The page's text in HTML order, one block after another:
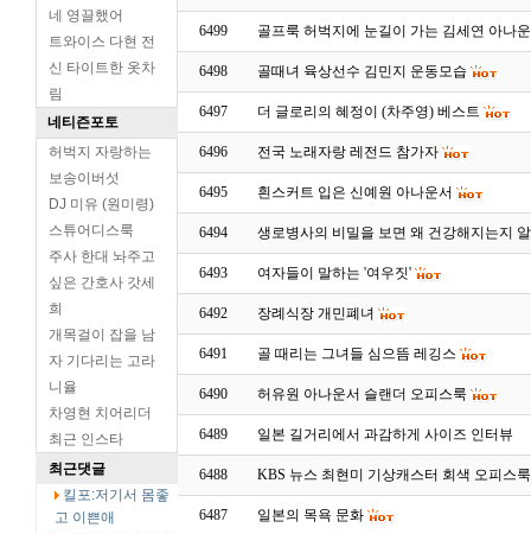
네 영끌했어
트와이스 다현 전
신 타이트한 옷차
림
네티즌포토
허벅지 자랑하는
보송이버섯
DJ 미유 (원미령)
스튜어디스룩
주사 한대 놔주고
싶은 간호사 갓세
희
개목걸이 잡을 남
자 기다리는 고라
니율
차영현 치어리더
최근 인스타
최근댓글
킬포:저기서 몸좋
고 이쁜애
6499 골프룩 허벅지에 눈길이 가는 김세연 아나
6498 골때녀 육상선수 김민지 운동모습
6497 더 글로리의 혜정이 (차주영) 베스트
6496 전국 노래자랑 레전드 참가자
6495 흰스커트 입은 신예원 아나운서
6494 생로병사의 비밀을 보면 왜 건강해지는지
6493 여자들이 말하는 '여우짓'
6492 장례식장 개민폐녀
6491 골 때리는 그녀들 심으뜸 레깅스
6490 허유원 아나운서 슬랜더 오피스룩
6489 일본 길거리에서 과감하게 사이즈 인터뷰
6488 KBS 뉴스 최현미 기상캐스터 회색 오피스룩
6487 일본의 목욕 문화